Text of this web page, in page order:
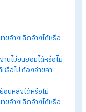
เสพติดพนักงานได้หรือไม่
งรักษาความปลอด
างสามารถออกคำ
หรือไม่ตามกฎหมาย